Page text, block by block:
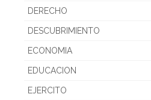
DERECHO
DESCUBRIMIENTO
ECONOMIA
EDUCACION
EJERCITO